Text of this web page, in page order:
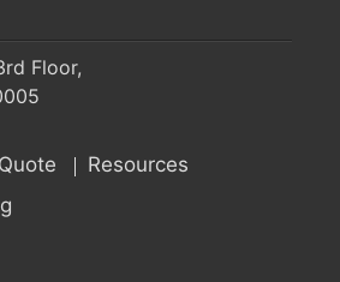
Floor,
Resources